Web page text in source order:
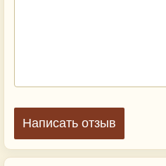
Написать отзыв